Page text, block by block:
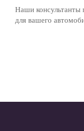
Наши консультанты
для вашего